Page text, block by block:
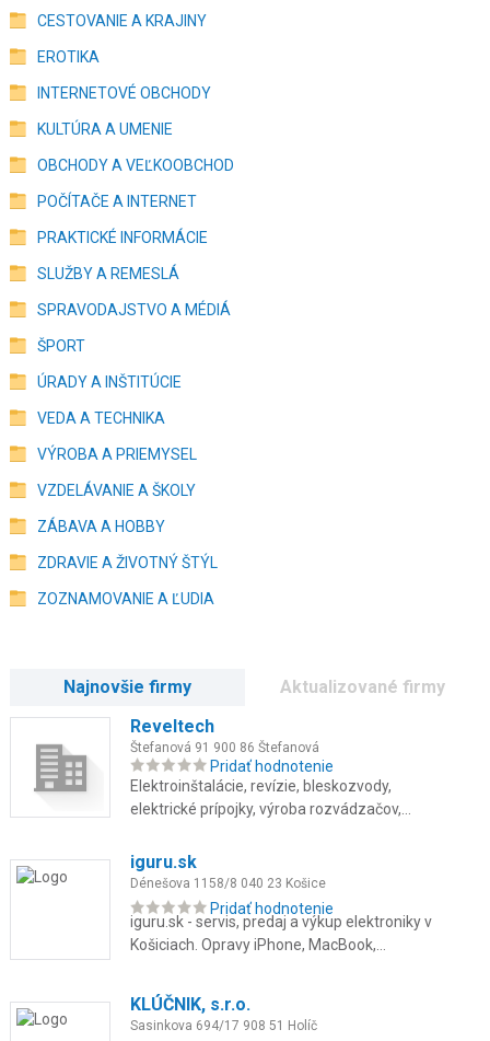
CESTOVANIE A KRAJINY
EROTIKA
INTERNETOVÉ OBCHODY
KULTÚRA A UMENIE
OBCHODY A VEĽKOOBCHOD
POČÍTAČE A INTERNET
PRAKTICKÉ INFORMÁCIE
SLUŽBY A REMESLÁ
SPRAVODAJSTVO A MÉDIÁ
ŠPORT
ÚRADY A INŠTITÚCIE
VEDA A TECHNIKA
VÝROBA A PRIEMYSEL
VZDELÁVANIE A ŠKOLY
ZÁBAVA A HOBBY
ZDRAVIE A ŽIVOTNÝ ŠTÝL
ZOZNAMOVANIE A ĽUDIA
Najnovšie firmy
Pridať hodnotenie
Reveltech
Štefanová 91 900 86 Štefanová
Elektroinštalácie, revízie, bleskozvody,
elektrické prípojky, výroba rozvádzačov,
Pridať hodnotenie
iguru.sk
Dénešova 1158/8 040 23 Košice
iguru.sk - servis, predaj a výkup elektroniky v
Košiciach. Opravy iPhone, MacBook,
zariadenia so zárukou až 24 ...
KLÚČNIK, s.r.o.
Sasinkova 694/17 908 51 Holíč
Aktualizované firmy